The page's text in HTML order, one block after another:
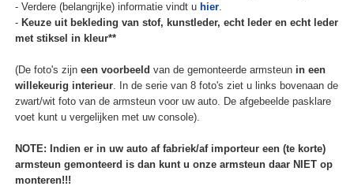
- Verdere (belangrijke) informatie vindt u hier.
- Keuze uit bekleding van stof, kunstleder, echt leder en echt leder
met stiksel in kleur**
(De foto's zijn een voorbeeld van de gemonteerde armsteun in een
willekeurig interieur. In de serie van 8 foto's ziet u links bovenaan de
zwart/wit foto van de armsteun voor uw auto. De afgebeelde pasklare
voet kunt u vergelijken met uw console).
NOTE: Indien er in uw auto af fabriek/af importeur een (te korte)
armsteun gemonteerd is dan kunt u onze armsteun daar NIET op
monteren!!!